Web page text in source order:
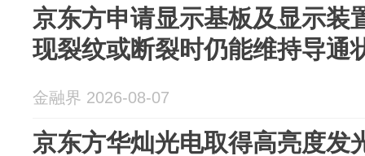
京东方申请显示基板及显示装
现裂纹或断裂时仍能维持导通
金融界 2026-08-07
京东方华灿光电取得高亮度发